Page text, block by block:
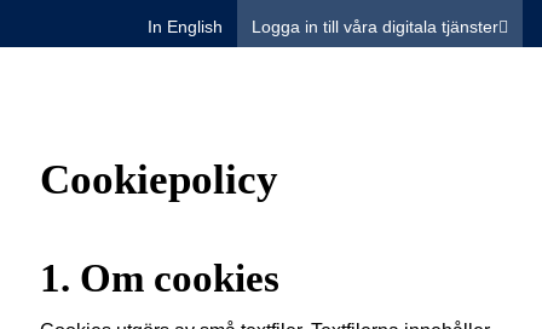
In English Logga in till våra digitala tjänster
Cookiepolicy
1. Om cookies